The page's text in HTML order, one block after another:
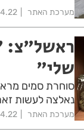
מערכת האתר
ראשל"צ:
שלי"
סוחרת סמים
נאלצה לעשות
מערכת האתר